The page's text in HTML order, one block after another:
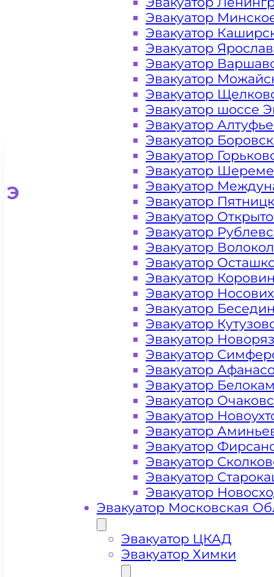
Вернадского
Эвакуатор для легковых
Цена от 4000 рублей
+ 100 РУБЛЕЙ ЗА КИЛОМЕТР
Эвакуатор
Эвакуатор
Эвакуатор
Эвакуатор
Эвакуатор
Эвакуатор
Эвакуатор шоссе
Эвакуатор
Эвакуатор
Эвакуатор
Эвакуатор
Эвакуатор
Эвакуатор
Эвакуатор
Эвакуатор
Эвакуатор
Эвакуатор
Эвакуатор
Эвакуатор
Эвакуатор
Эвакуатор
Эвакуатор
Эвакуатор
Эвакуатор
Эвакуатор
Эвакуатор
Эвакуатор
Эвакуатор
Эвакуатор
Эвакуатор
Эвакуатор
Эвакуатор
Эвакуатор Московская
Эвакуатор ЦКАД
Эвакуатор Химки